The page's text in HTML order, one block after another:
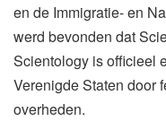
en de Immigratie- en
werd bevonden dat
Scientology is officieel
Verenigde Staten door
overheden.